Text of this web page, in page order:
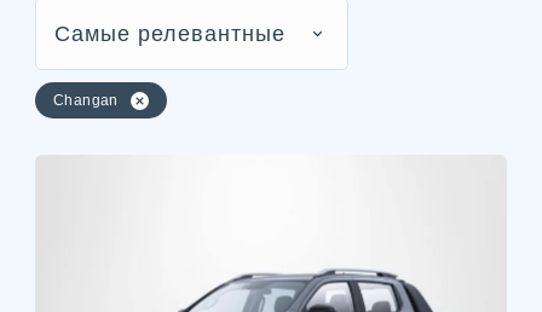
Самые релевантные
Changan